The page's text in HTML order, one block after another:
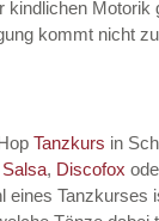
E-Mail
kindlichen Motorik
kommt nicht
Tanzkurs in
Salsa, Discofox
eines Tanzkurses